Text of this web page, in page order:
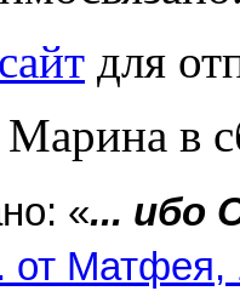
для
в
«... ибо
от Матфея,